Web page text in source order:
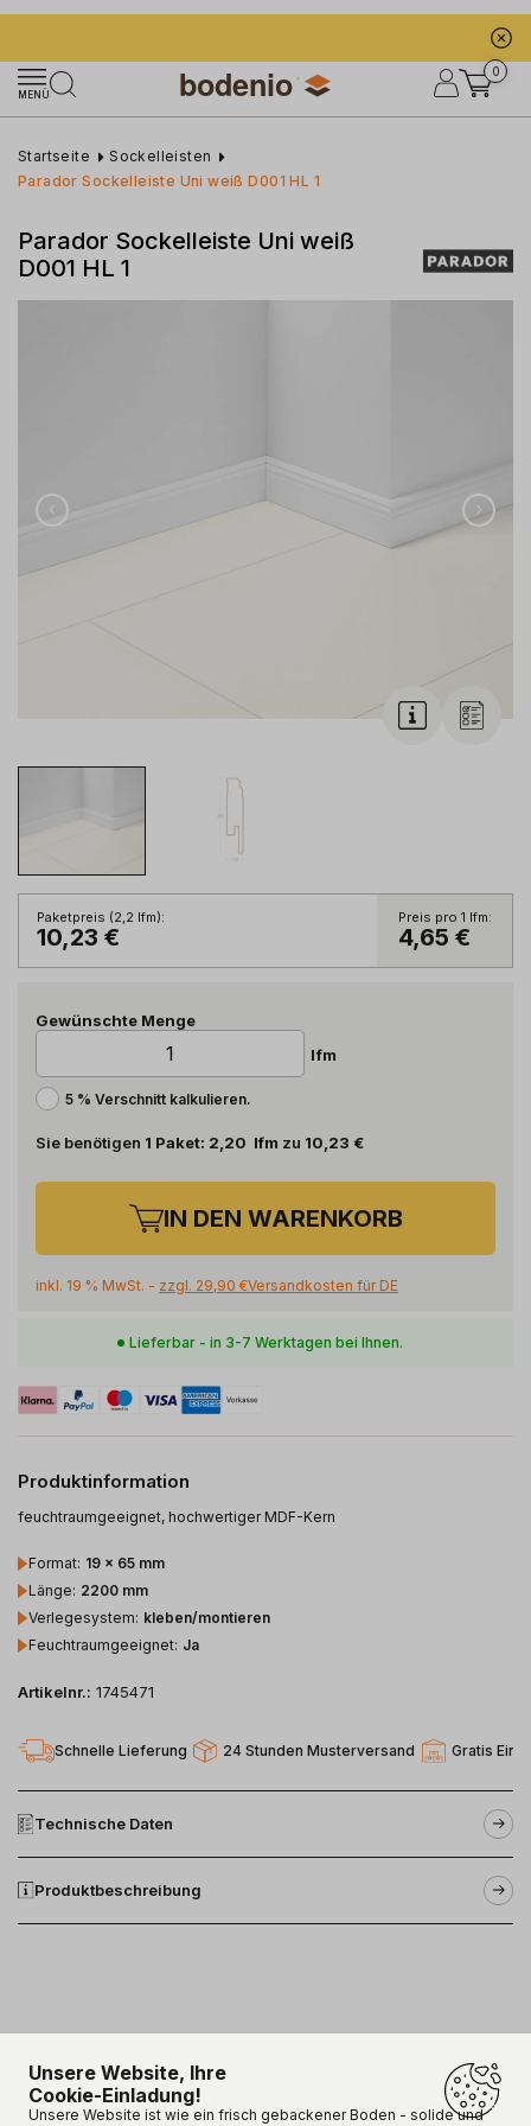
Unsere Website, Ihre
Cookie-Einladung!
Unsere Website ist wie ein frisch gebackener Boden - solide und
MENÜ
0
Startseite
Sockelleisten
Parador Sockelleiste Uni weiß D001 HL 1
Parador Sockelleiste Uni weiß
D001 HL 1
Paketpreis (2,2 lfm):
10,23 €
Preis pro 1 lfm:
4,65 €
Gewünschte Menge
lfm
5 % Verschnitt kalkulieren.
Sie benötigen 1 Paket: 2,20 lfm zu 10,23 €
IN DEN WARENKORB
inkl. 19 % MwSt. - zzgl. 29,90 €Versandkosten für DE
Lieferbar - in 3-7 Werktagen bei Ihnen.
Produktinformation
feuchtraumgeeignet, hochwertiger MDF-Kern
Format: 19 x 65 mm
Länge: 2200 mm
Verlegesystem: kleben/montieren
Feuchtraumgeeignet: Ja
Artikelnr.: 1745471
Schnelle Lieferung 24 Stunden Musterversand Gratis
Technische Daten
Produktbeschreibung
Unsere Kunden sind